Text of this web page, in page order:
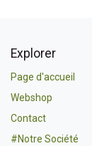
Explorer
Page d'accueil
Webshop
Contact
#Notre Société